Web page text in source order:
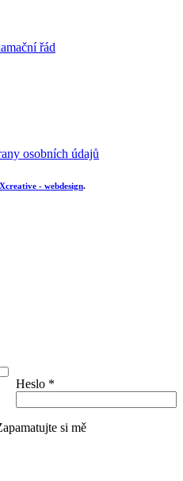
řád
osobních údajů
Xcreative - webdesign.
Heslo *
si mě